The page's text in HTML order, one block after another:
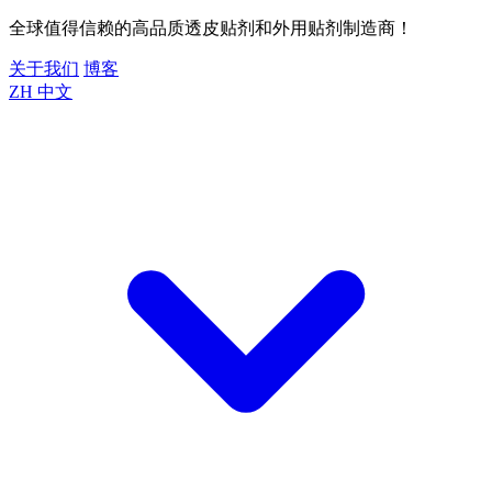
全球值得信赖的高品质透皮贴剂和外用贴剂制造商！
关于我们 博客
ZH 中文